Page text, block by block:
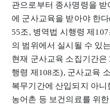
관으로부터 종사명령을
에 군사교육을 받아야 한
55조, 병역법 시행령 제
의 범위에서 실시될 수 있
현재 군사교육 소집기간은
행령 제108조), 군사교육
복무기간에 산입되지 아
농어촌 등 보건의료를 위